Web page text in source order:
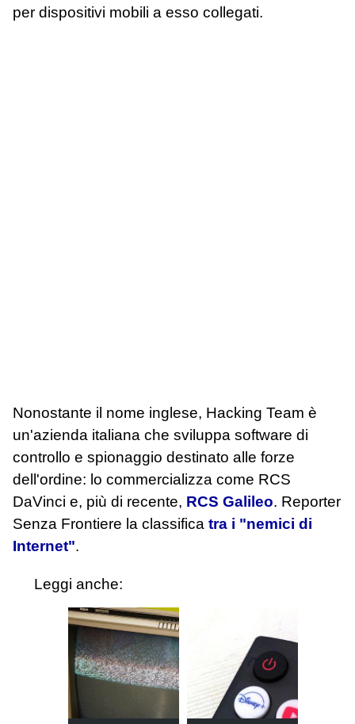
per dispositivi mobili a esso collegati.
Nonostante il nome inglese, Hacking Team è
un'azienda italiana che sviluppa software di
controllo e spionaggio destinato alle forze
dell'ordine: lo commercializza come RCS
DaVinci e, più di recente, RCS Galileo. Reporter
Senza Frontiere la classifica tra i "nemici di
Internet".
Leggi anche: